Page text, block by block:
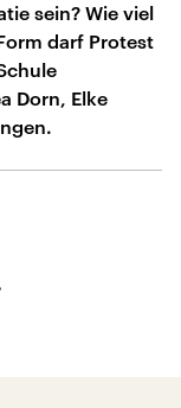
sein? Wie viel
darf Protest
Dorn, Elke